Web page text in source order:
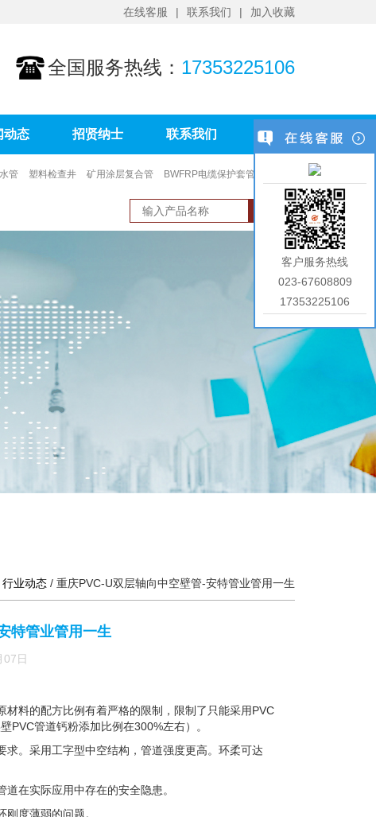
在线客服 联系我们 加入收藏
全国服务热线： 17353225106
动态 招贤纳士 联系我们
管 塑料检查井 矿用涂层复合管 BWFRP电缆保护套管
行业动态 / 重庆PVC-U双层轴向中空壁管-安特管业管用一生
特管业管用一生
日
料的配方比例有着严格的限制，限制了只能采用PVC
PVC管道钙粉添加比例在300%左右）。
。采用工字型中空结构，管道强度更高。环柔可达
在实际应用中存在的安全隐患。
度薄弱的问题。
客户服务热线
023-67608809
17353225106